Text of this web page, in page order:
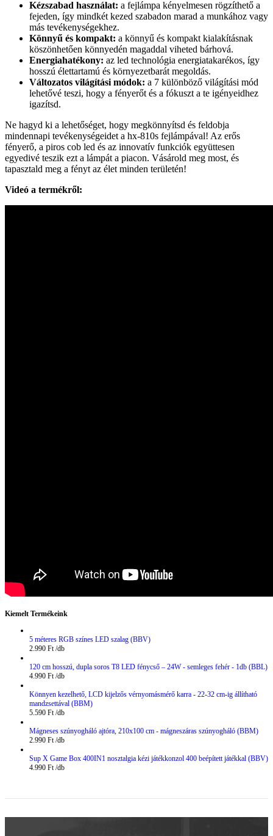
Kézszabad használat: a fejlámpa kényelmesen rögzíthető a
fejeden, így mindkét kezed szabadon marad a munkához vagy
más tevékenységekhez.
Könnyű és kompakt: a könnyű és kompakt kialakításnak
köszönhetően könnyedén magaddal viheted bárhová.
Energiahatékony: az led technológia energiatakarékos, így
hosszú élettartamú és környezetbarát megoldás.
Változatos világítási módok: a 7 különböző világítási mód
lehetővé teszi, hogy a fényerőt és a fókuszt a te igényeidhez
igazítsd.
Ne hagyd ki a lehetőséget, hogy megkönnyítsd és feldobja
mindennapi tevékenységeidet a hx-810s fejlámpával! Az erős
fényerő, a piros cob led és az innovatív funkciók együttesen
egyedivé teszik ezt a lámpát a piacon. Vásárold meg most, és
tapasztald meg a fényt az élet minden területén!
Videó a termékről:
Kiemelt Termékeink
5 méteres RGB színes LED szalag (BBV)
2.990 Ft
120 cm hosszú, dupla soros T8 LED fénycső – 24W - semleges fehér - 1db (BBL)
4.990 Ft
Könnyen kezelhető, LCD kijelzős vérnyomásmérő karra - 22-32 cm-ig állítható
mandzsettával (BBM)
5.590 Ft
Mágneses szúnyogháló ajtóra, 210x100 cm - mágneszáras szúnyogháló (BBM)
2.990 Ft
Sup X Game Box 400IN1 nosztalgia kézi játékkonzol 400 beépített játékkal (BBV)
4.990 Ft